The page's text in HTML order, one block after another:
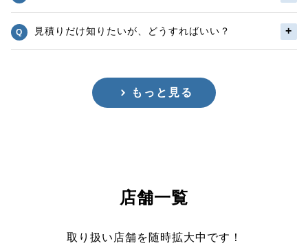
見積りだけ知りたいが、どうすればいい？
もっと見る
店舗一覧
取り扱い店舗を随時拡大中です！